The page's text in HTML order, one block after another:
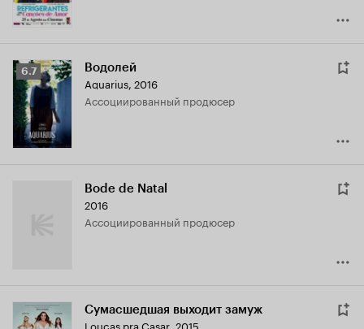
Рейтинг
Кинопоиска
6.7
6.7 Водолей
Aquarius, 2016
ассоциированный продюсер
Bode de Natal
2016
ассоциированный продюсер
Сумасшедшая выходит замуж
Loucas pra Casar, 2015